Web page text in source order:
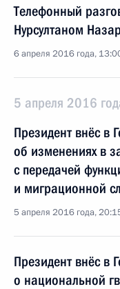
Телефонный
Нурсултаном
6 апреля 2016 года,
5 апреля 2016
Президент внёс в
об изменениях в
с передачей
и миграционной
5 апреля 2016 года,
Президент внёс в
о национальной